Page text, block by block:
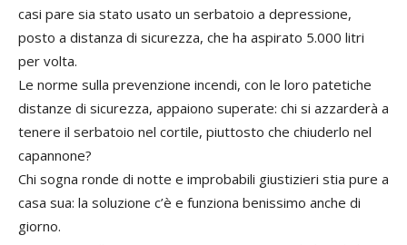
casi pare sia stato usato un serbatoio a depressione,
posto a distanza di sicurezza, che ha aspirato 5.000 litri
per volta.
Le norme sulla prevenzione incendi, con le loro patetiche
distanze di sicurezza, appaiono superate: chi si azzarderà a
tenere il serbatoio nel cortile, piuttosto che chiuderlo nel
capannone?
Chi sogna ronde di notte e improbabili giustizieri stia pure a
casa sua: la soluzione c’è e funziona benissimo anche di
giorno.